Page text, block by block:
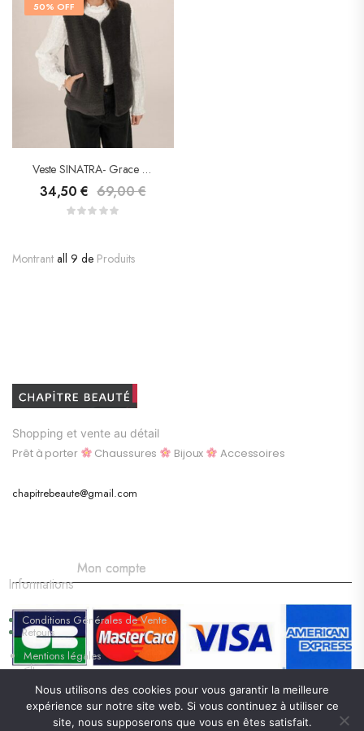
50% OFF
Veste SINATRA- Grace & Mila
34,50€ 69,00€
Montrant all 9 de Produits
Shopping et vente au détail
Prêt à porter Chaussures Bijoux Accessoires
chapitrebeaute@gmail.com
Mon compte
Informations
Conditions Générales de Vente
Retours
Mentions légales
<li
chapitrebeaute © 2026. tous droits réservés
Nous utilisons des cookies pour vous garantir la meilleure
expérience sur notre site web. Si vous continuez à utiliser ce
site, nous supposerons que vous en êtes satisfait.